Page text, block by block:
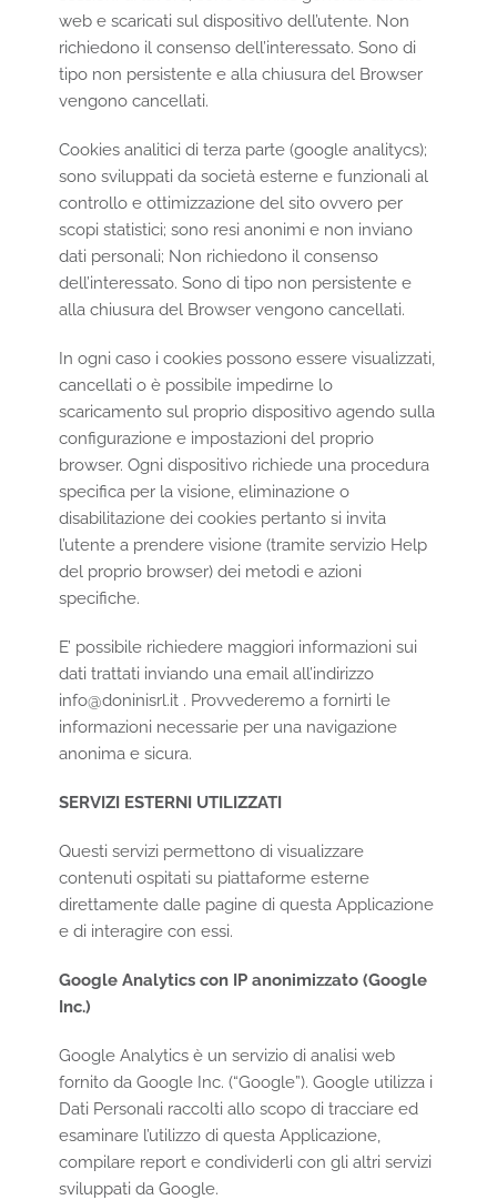
web e scaricati sul dispositivo dell’utente. Non
richiedono il consenso dell’interessato. Sono di
tipo non persistente e alla chiusura del Browser
vengono cancellati.
Cookies analitici di terza parte (google analitycs);
sono sviluppati da società esterne e funzionali al
controllo e ottimizzazione del sito ovvero per
scopi statistici; sono resi anonimi e non inviano
dati personali; Non richiedono il consenso
dell’interessato. Sono di tipo non persistente e
alla chiusura del Browser vengono cancellati.
In ogni caso i cookies possono essere visualizzati,
cancellati o è possibile impedirne lo
scaricamento sul proprio dispositivo agendo sulla
configurazione e impostazioni del proprio
browser. Ogni dispositivo richiede una procedura
specifica per la visione, eliminazione o
disabilitazione dei cookies pertanto si invita
l’utente a prendere visione (tramite servizio Help
del proprio browser) dei metodi e azioni
specifiche.
E’ possibile richiedere maggiori informazioni sui
dati trattati inviando una email all’indirizzo
info@doninisrl.it . Provvederemo a fornirti le
informazioni necessarie per una navigazione
anonima e sicura.
SERVIZI ESTERNI UTILIZZATI
Questi servizi permettono di visualizzare
contenuti ospitati su piattaforme esterne
direttamente dalle pagine di questa Applicazione
e di interagire con essi.
Google Analytics con IP anonimizzato (Google
Inc.)
Google Analytics è un servizio di analisi web
fornito da Google Inc. (“Google”). Google utilizza i
Dati Personali raccolti allo scopo di tracciare ed
esaminare l’utilizzo di questa Applicazione,
compilare report e condividerli con gli altri servizi
sviluppati da Google.